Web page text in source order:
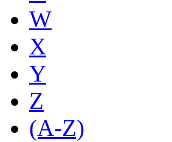
W
X
Y
Z
(A-Z)